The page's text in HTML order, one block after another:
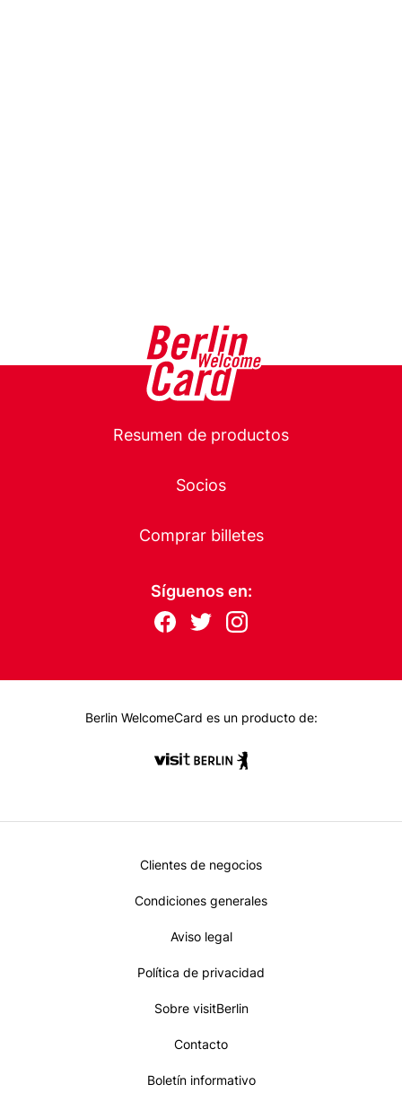
Main
Resumen de productos
Socios
Comprar billetes
Síguenos en:
FollowF
T
Berlin WelcomeCard es un producto de:
Metanavi
Footer
Clientes de negocios
Condiciones generales
Aviso legal
Política de privacidad
Sobre visitBerlin
Contacto
Boletín informativo